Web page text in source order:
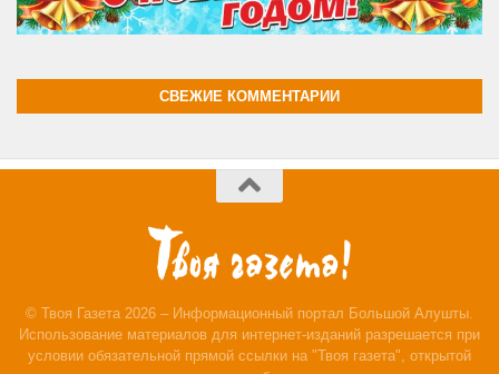
СВЕЖИЕ КОММЕНТАРИИ
© Твоя Газета 2026 – Информационный портал Большой Алушты.
Использование материалов для интернет-изданий разрешается при
условии обязательной прямой ссылки на "Твоя газета", открытой